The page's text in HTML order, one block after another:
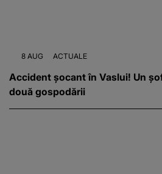
8 AUG ACTUALE
Accident șocant în Vaslui! Un
două gospodării